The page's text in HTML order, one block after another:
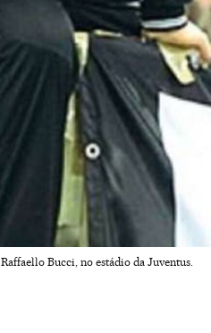
Raffaello Bucci, no estádio da Juventus.